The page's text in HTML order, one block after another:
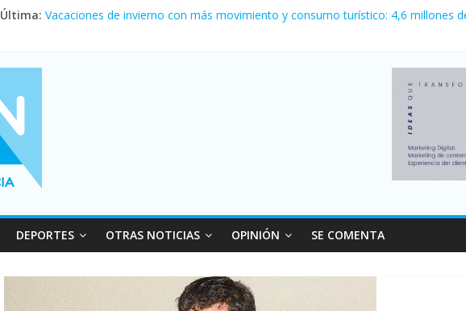
Última: Vacaciones de invierno con más movimiento y consumo turístico: 4,6 millones
La morosidad alcanzó su nivel más alto en dos décadas y ya afecta a 400 mil
Desde que asumió Milei cerraron 41.000 kioscos: el sector denuncia crisis como
DEPORTES OTRAS NOTICIAS OPINIÓN SE COMENTA